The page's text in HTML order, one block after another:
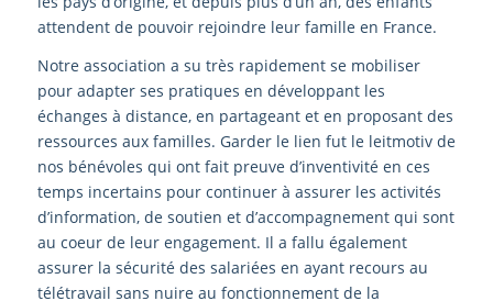
attendent de pouvoir rejoindre leur famille en France.
Notre association a su très rapidement se mobiliser
pour adapter ses pratiques en développant les
échanges à distance, en partageant et en proposant des
ressources aux familles. Garder le lien fut le leitmotiv de
nos bénévoles qui ont fait preuve d’inventivité en ces
temps incertains pour continuer à assurer les activités
d’information, de soutien et d’accompagnement qui sont
au coeur de leur engagement. Il a fallu également
assurer la sécurité des salariées en ayant recours au
télétravail sans nuire au fonctionnement de la